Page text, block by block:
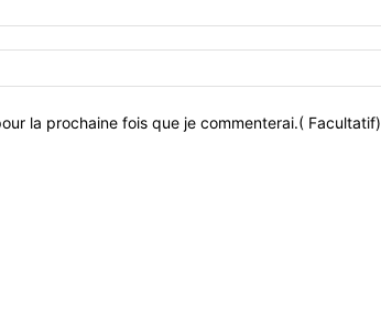
la prochaine fois que je commenterai.( Facultatif)